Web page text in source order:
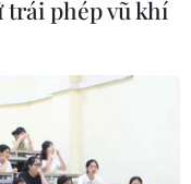
giữa định
phép vũ khí